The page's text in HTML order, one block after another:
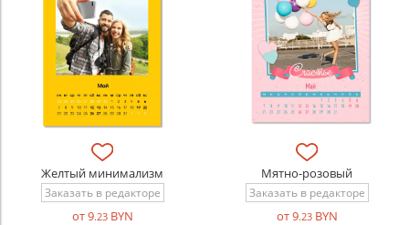
Желтый минимализм
Заказать в редакторе
от 9.23BYN
Мятно-розовый
Заказать в редакторе
от 9.23BYN